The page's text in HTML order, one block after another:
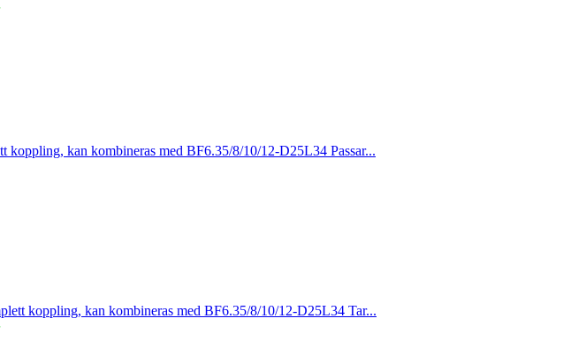
kan kombineras med BF6.35/8/10/12-D25L34 Passar...
koppling, kan kombineras med BF6.35/8/10/12-D25L34 Tar...